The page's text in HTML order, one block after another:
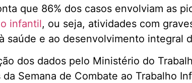
que 86% dos casos envolviam as
infantil, ou seja, atividades com
saúde e ao desenvolvimento integral
dos dados pelo Ministério do
da Semana de Combate ao Trabalho